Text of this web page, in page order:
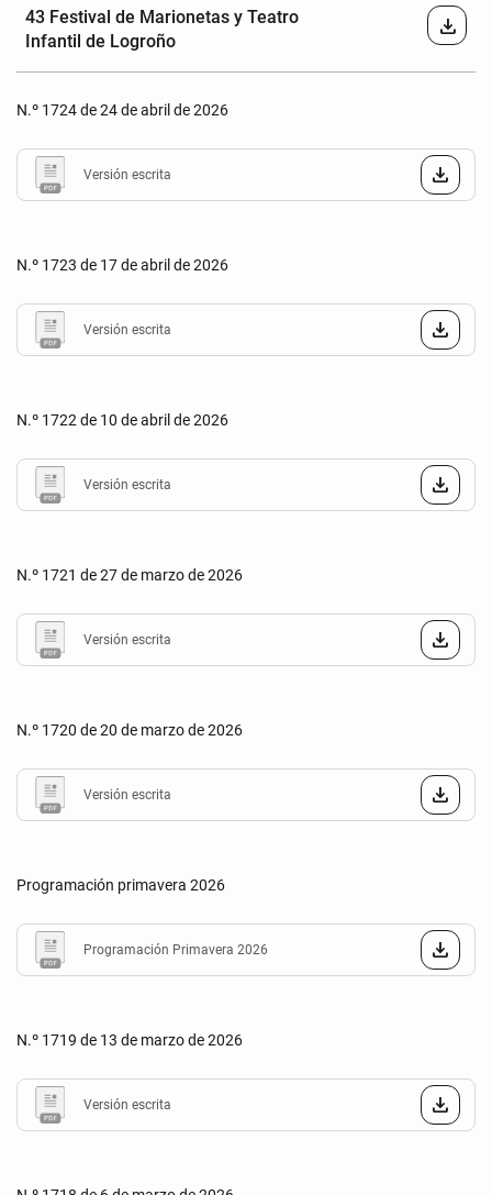
43 Festival de Marionetas y Teatro
Infantil de Logroño
download
N.º 1724 de 24 de abril de 2026
Versión escrita
N.º 1723 de 17 de abril de 2026
Versión escrita
N.º 1722 de 10 de abril de 2026
Versión escrita
N.º 1721 de 27 de marzo de 2026
Versión escrita
N.º 1720 de 20 de marzo de 2026
Versión escrita
Programación primavera 2026
Programación Primavera 2026
N.º 1719 de 13 de marzo de 2026
Versión escrita